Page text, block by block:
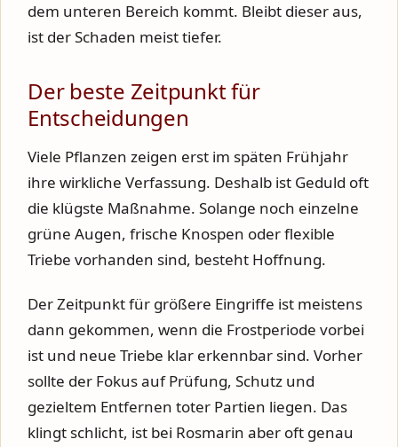
dem unteren Bereich kommt. Bleibt dieser aus,
ist der Schaden meist tiefer.
Der beste Zeitpunkt für
Entscheidungen
Viele Pflanzen zeigen erst im späten Frühjahr
ihre wirkliche Verfassung. Deshalb ist Geduld oft
die klügste Maßnahme. Solange noch einzelne
grüne Augen, frische Knospen oder flexible
Triebe vorhanden sind, besteht Hoffnung.
Der Zeitpunkt für größere Eingriffe ist meistens
dann gekommen, wenn die Frostperiode vorbei
ist und neue Triebe klar erkennbar sind. Vorher
sollte der Fokus auf Prüfung, Schutz und
gezieltem Entfernen toter Partien liegen. Das
klingt schlicht, ist bei Rosmarin aber oft genau